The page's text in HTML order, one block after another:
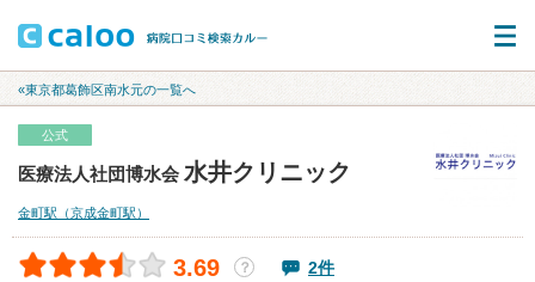
«東京都葛飾区南水元の一覧へ
公式
医療法人社団博水会 水井クリニック
金町駅（京成金町駅）
3.69 ？ 2件